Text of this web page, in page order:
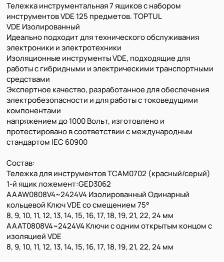
Тележка инструментальная 7 ящиков с набором
инструментов VDE 125 предметов. TOPTUL
VDE Изолированный
Идеально подходит для технического обслуживания
электроники и электротехники
Изоляционные инструменты VDE, подходящие для
работы с гибридными и электрическими транспортными
средствами
Экспертное качество, разработанное для обеспечения
электробезопасности и для работы с токоведущими
компонентами
напряжением до 1000 Вольт, изготовлено и
протестировано в соответствии с международным
стандартом IEC 60900
Состав:
Тележка для инструментов TCAM0702 (красный/серый)
1-й ящик ложемент:GED3062
AAAW0808V4~2424V4 Изолированный Одинарный
кольцевой Ключ VDE со смещением 75°
8, 9, 10, 11, 12, 13, 14, 15, 16, 17, 18, 19, 21, 22, 24 мм
AAAT0808V4~2424V4 Ключи с одним открытым концом с
изоляцией VDE
8, 9, 10, 11, 12, 13, 14, 15, 16, 17, 18, 19, 21, 22, 24 мм